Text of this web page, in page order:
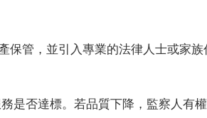
保管，並引入專業的法律人士或家族
是否達標。若品質下降，監察人有